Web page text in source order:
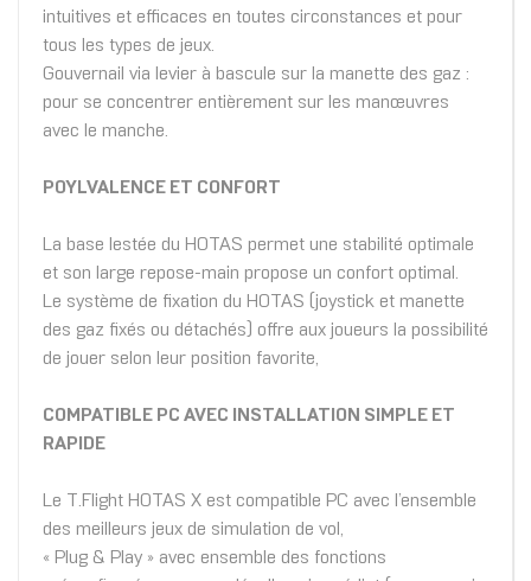
intuitives et efficaces en toutes circonstances et pour
tous les types de jeux.
Gouvernail via levier à bascule sur la manette des gaz :
pour se concentrer entièrement sur les manœuvres
avec le manche.
POYLVALENCE ET CONFORT
La base lestée du HOTAS permet une stabilité optimale
et son large repose-main propose un confort optimal.
Le système de fixation du HOTAS (joystick et manette
des gaz fixés ou détachés) offre aux joueurs la possibilité
de jouer selon leur position favorite,
COMPATIBLE PC AVEC INSTALLATION SIMPLE ET
RAPIDE
Le T.Flight HOTAS X est compatible PC avec l’ensemble
des meilleurs jeux de simulation de vol,
« Plug & Play » avec ensemble des fonctions